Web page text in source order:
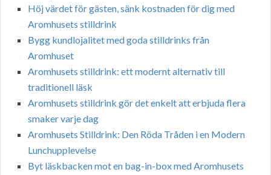
Höj värdet för gästen, sänk kostnaden för dig med
Aromhusets stilldrink
Bygg kundlojalitet med goda stilldrinks från
Aromhuset
Aromhusets stilldrink: ett modernt alternativ till
traditionell läsk
Aromhusets stilldrink gör det enkelt att erbjuda flera
smaker varje dag
Aromhusets Stilldrink: Den Röda Tråden i en Modern
Lunchupplevelse
Byt läskbacken mot en bag-in-box med Aromhusets